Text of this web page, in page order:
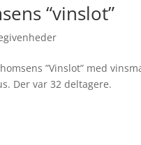
“vinslot”
”Vinslot” med
Der var 32 deltagere.